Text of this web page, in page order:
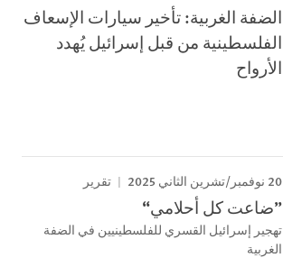
الضفة الغربية: تأخير سيارات الإسعاف
الفلسطينية من قبل إسرائيل يُهدد
الأرواح
20 نوفمبر/تشرين الثاني 2025 تقرير
”ضاعت كل أحلامي“
تهجير إسرائيل القسري للفلسطينيين في الضفة
الغربية